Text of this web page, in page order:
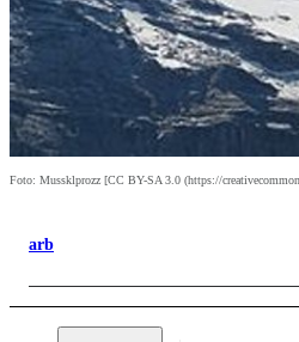
Foto: Mussklprozz [CC BY-SA 3.0 (https://
arb